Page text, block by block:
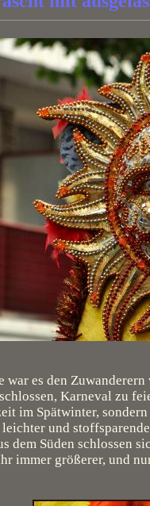
war es den
Karneval zu
im Spätwinter,
und
dem Süden schlossen
immer größerer, und